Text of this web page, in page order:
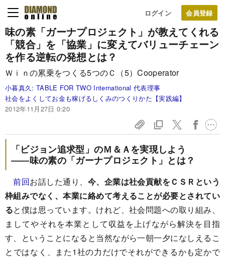
ログイン
味の素「ガーナプロジェクト」が教えてくれる
「競合」を「協業」に変えてバリューチェーン
を作る逆転の発想とは？
Ｗｉｎの累乗をつくる5つのＣ（5）Cooperator
小暮真久: TABLE FOR TWO International 代表理事
社会をよくしてお金も稼げるしくみのつくりかた【実践編】
2012年11月27日 0:20
「ビジョン追求型」のＭ＆Ａを実現しよう
――味の素の「ガーナプロジェクト」とは？
前回お話した通り、 今、企業は社会貢献をＣＳＲという
枠組みでなく、本業に絡めて考えることが必要とされてい
ると僕は思っています。けれど、社会問題への取り組み、
ましてやそれを本業として収益を上げながら解決を目指
す、ということになると当然ながら一朝一夕になしえるこ
とではなく、また1社の力だけでそれができるかも定かで